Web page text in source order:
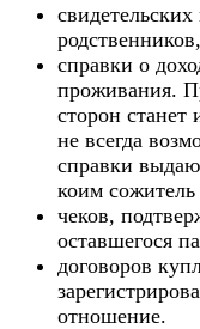
справки о
проживания.
сторон станет
не всегда
справки
коим сожитель
чеков,
оставшегося
договоров
отношение.